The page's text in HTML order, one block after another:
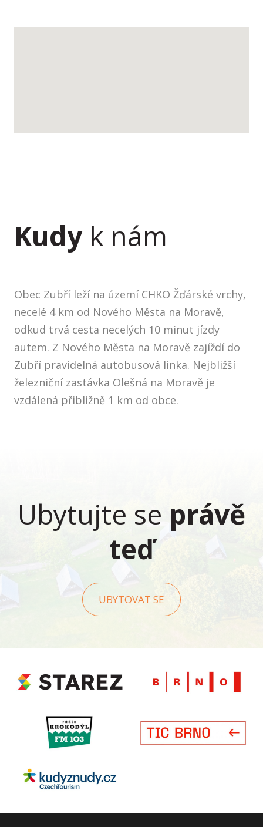
Kudy k nám
Obec Zubří leží na území CHKO Žďárské vrchy,
necelé 4 km od Nového Města na Moravě,
odkud trvá cesta necelých 10 minut jízdy
autem. Z Nového Města na Moravě zajíždí do
Zubří pravidelná autobusová linka. Nejbližší
železniční zastávka Olešná na Moravě je
vzdálená přibližně 1 km od obce.
Ubytujte se právě
teď
UBYTOVAT SE